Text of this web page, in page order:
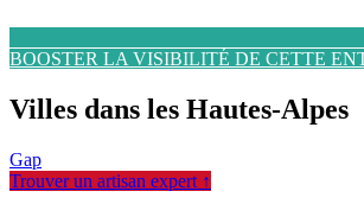
BOOSTER LA VISIBILITÉ DE CETTE
Villes dans les Hautes-Alpes
Gap
Trouver un artisan expert ↑